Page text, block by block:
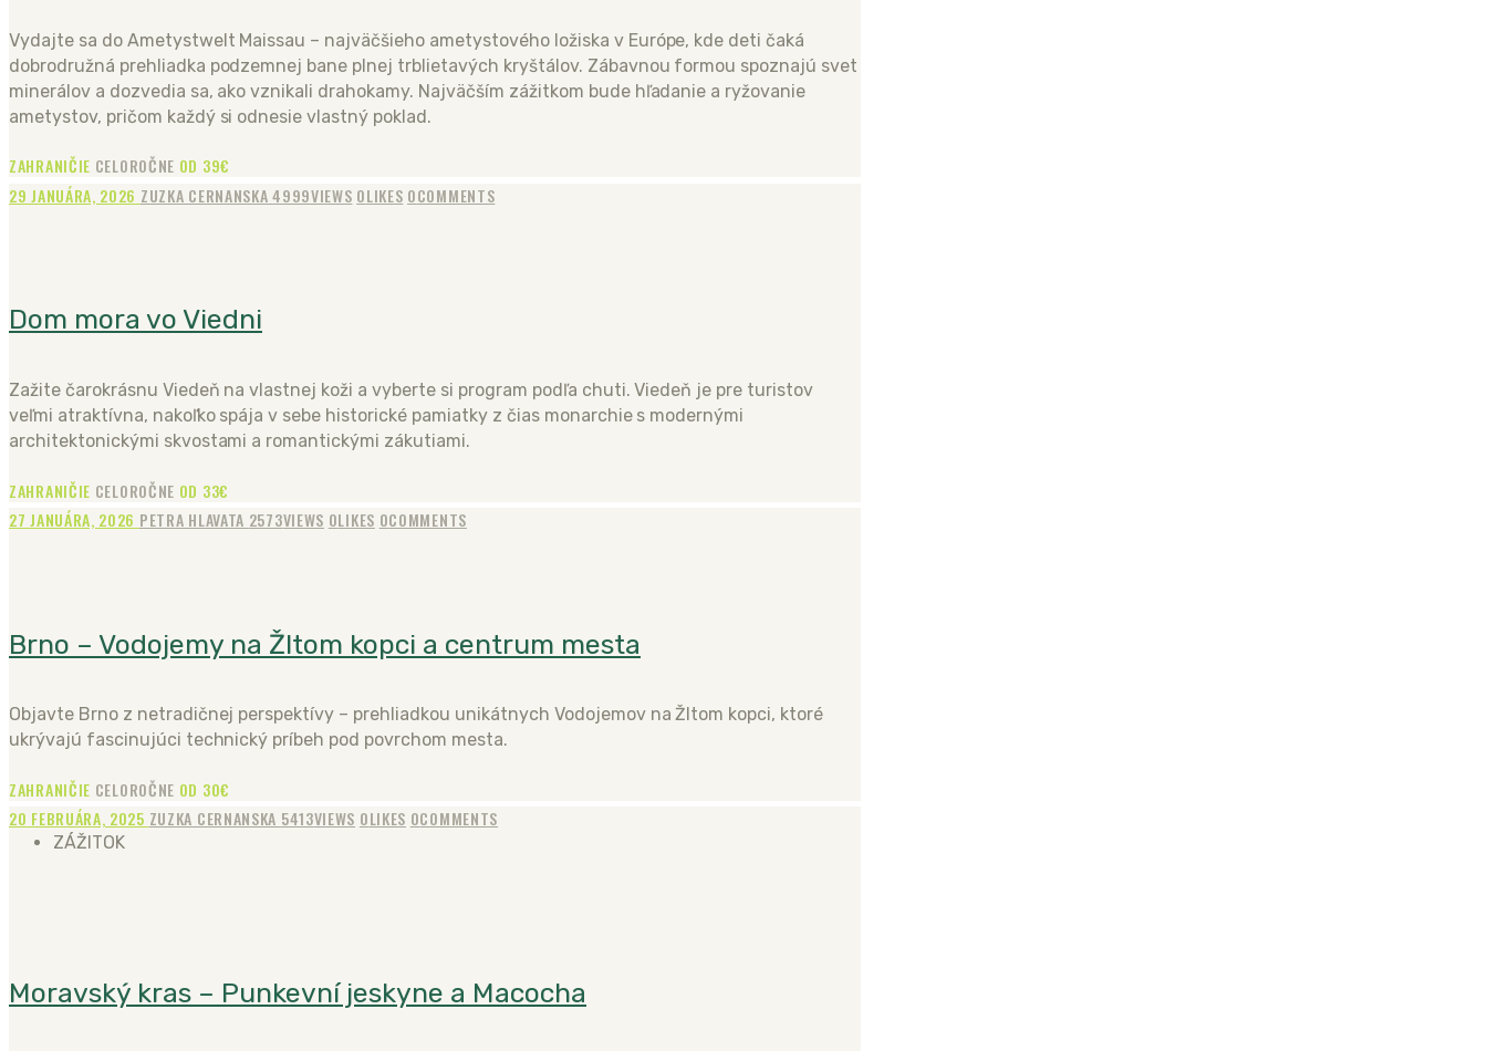
Vydajte sa do Ametystwelt Maissau – najväčšieho ametystového ložiska v Európe, kde deti čaká
dobrodružná prehliadka podzemnej bane plnej trblietavých kryštálov. Zábavnou formou spoznajú svet
minerálov a dozvedia sa, ako vznikali drahokamy. Najväčším zážitkom bude hľadanie a ryžovanie
ametystov, pričom každý si odnesie vlastný poklad.
ZAHRANIČIE CELOROČNE OD 39€
29 JANUÁRA, 2026 ZUZKA CERNANSKA4999VIEWS 0LIKES 0COMMENTS
Dom mora vo Viedni
Zažite čarokrásnu Viedeň na vlastnej koži a vyberte si program podľa chuti. Viedeň je pre turistov
veľmi atraktívna, nakoľko spája v sebe historické pamiatky z čias monarchie s modernými
architektonickými skvostami a romantickými zákutiami.
ZAHRANIČIE CELOROČNE OD 33€
27 JANUÁRA, 2026 PETRA HLAVATA 2573VIEWS 0LIKES 0COMMENTS
Brno – Vodojemy na Žltom kopci a centrum mesta
Objavte Brno z netradičnej perspektívy – prehliadkou unikátnych Vodojemov na Žltom kopci, ktoré
ukrývajú fascinujúci technický príbeh pod povrchom mesta.
ZAHRANIČIE CELOROČNE OD 30€
20 FEBRUÁRA, 2025 ZUZKA CERNANSKA 5413VIEWS 0LIKES 0COMMENTS
ZÁŽITOK
Moravský kras – Punkevní jeskyne a Macocha